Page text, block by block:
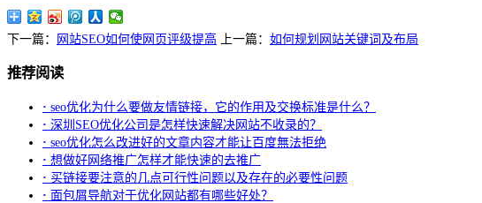
下一篇： 网站SEO如何使网页评级提高 上一篇： 如何规划网站关键词及布局
推荐阅读
· seo优化为什么要做友情链接，它的作用及交换标准是什么？
· 深圳SEO优化公司是怎样快速解决网站不收录的？
· seo优化怎么改进好的文章内容才能让百度無法拒绝
· 想做好网络推广怎样才能快速的去推广
· 买链接要注意的几点可行性问题以及存在的必要性问题
· 面包屑导航对于优化网站都有哪些好处？